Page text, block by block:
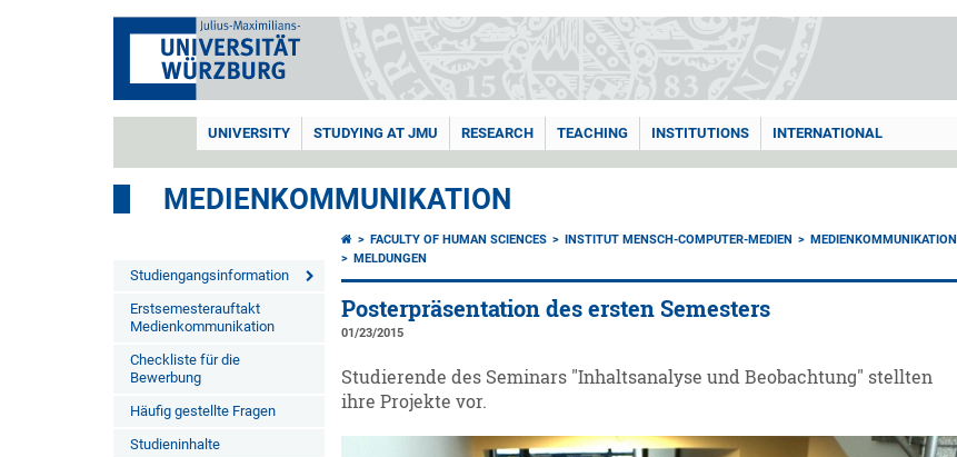
UNIVERSITY STUDYING AT JMU RESEARCH TEACHING INSTITUTIONS INTERNATIONAL
MEDIENKOMMUNIKATION
Studiengangsinformation
Erstsemesterauftakt
Medienkommunikation
Checkliste für die
Bewerbung
Häufig gestellte Fragen
Studieninhalte
FACULTY OF HUMAN SCIENCES INSTITUT MENSCH-COMPUTER-MEDIEN
MEDIENKOMMUNIKATION
MELDUNGEN
Posterpräsentation des ersten Semesters
01/23/2015
Studierende des Seminars "Inhaltsanalyse und Beobachtung" stellten
ihre Projekte vor.